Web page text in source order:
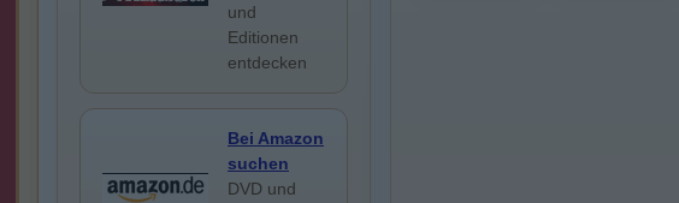
und
Editionen
entdecken
Bei Amazon
suchen
DVD und